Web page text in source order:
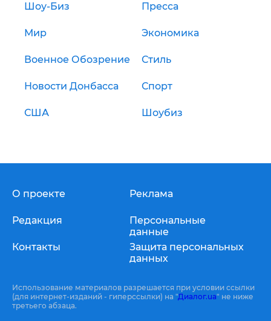
Шоу-Биз Пресса
Мир Экономика
Военное Обозрение Стиль
Новости Донбасса Спорт
США Шоубиз
О проекте
Редакция
Контакты
Реклама
Персональные
данные
Защита персональных
данных
Использование материалов разрешается при условии ссылки
(для интернет-изданий - гиперссылки) на "Диалог.ua" не ниже
третьего абзаца.